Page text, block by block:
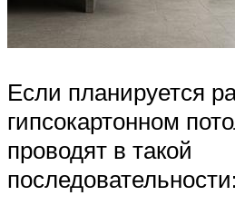
Если планируется
гипсокартонном
проводят в такой
последовательности: